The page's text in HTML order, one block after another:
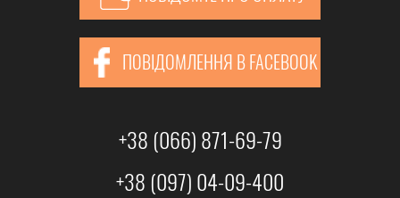
ПОВІДОМЛЕННЯ В FACEBOOK
+38 (066) 871-69-79
+38 (097) 04-09-400